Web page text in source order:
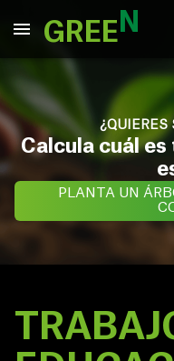
GREE N
¿QUIERES
Calcula cuál es
PLANTA UN